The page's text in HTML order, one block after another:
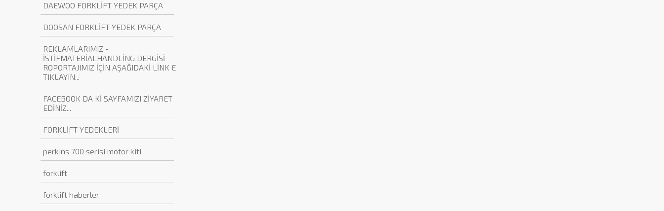
DAEWOO FORKLİFT YEDEK PARÇA
DOOSAN FORKLİFT YEDEK PARÇA
REKLAMLARIMIZ -
İSTİFMATERİALHANDLİNG DERGİSİ
ROPORTAJIMIZ İÇİN AŞAĞIDAKİ LİNK E
TIKLAYIN...
FACEBOOK DA Kİ SAYFAMIZI ZİYARET
EDİNİZ...
FORKLİFT YEDEKLERİ
perkins 700 serisi motor kiti
forklift
forklift haberler